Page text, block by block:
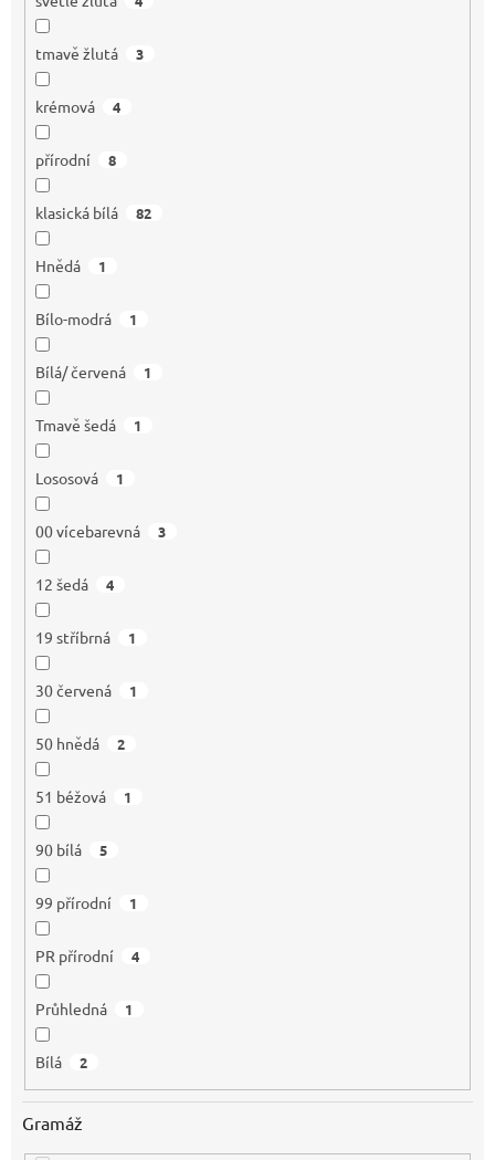
tmavě žlutá 3
krémová 4
přírodní 8
klasická bílá 82
Hnědá 1
Bílo-modrá 1
Bílá/ červená 1
Tmavě šedá 1
Lososová 1
00 vícebarevná 3
12 šedá 4
19 stříbrná 1
30 červená 1
50 hnědá 2
51 béžová 1
90 bílá 5
99 přírodní 1
PR přírodní 4
Průhledná 1
Bílá 2
Gramáž